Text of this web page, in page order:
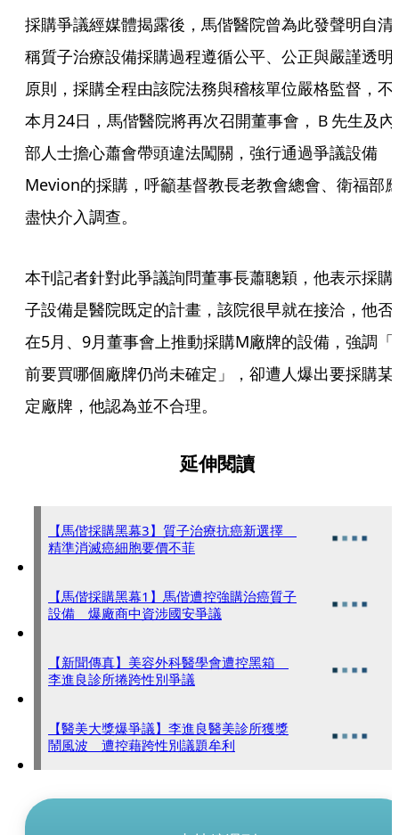
採購爭議經媒體揭露後，馬偕醫院曾為此發聲明自清
稱質子治療設備採購過程遵循公平、公正與嚴謹透明
原則，採購全程由該院法務與稽核單位嚴格監督，不
本月24日，馬偕醫院將再次召開董事會，Ｂ先生及內
部人士擔心蕭會帶頭違法闖關，強行通過爭議設備
Mevion的採購，呼籲基督教長老教會總會、衛福部
盡快介入調查。
本刊記者針對此爭議詢問董事長蕭聰穎，他表示採購
子設備是醫院既定的計畫，該院很早就在接洽，他否
在5月、9月董事會上推動採購M廠牌的設備，強調「
前要買哪個廠牌仍尚未確定」，卻遭人爆出要採購某
定廠牌，他認為並不合理。
延伸閱讀
【馬偕採購黑幕3】質子治療抗癌新選擇
精準消滅癌細胞要價不菲
【馬偕採購黑幕1】馬偕遭控強購治癌質子
設備 爆廠商中資涉國安爭議
【新聞傳真】美容外科醫學會遭控黑箱
李進良診所捲跨性別爭議
【醫美大獎爆爭議】李進良醫美診所獲獎
鬧風波 遭控藉跨性別議題牟利